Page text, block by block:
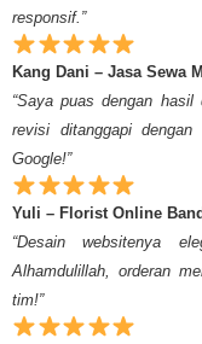
responsif.”
Kang Dani – Jasa Sewa
“Saya puas dengan
revisi ditanggapi
Google!”
Yuli – Florist Online
“Desain websitenya
Alhamdulillah, orderan
tim!”